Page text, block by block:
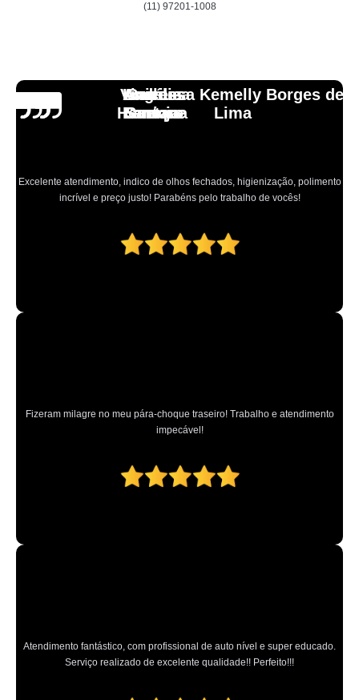
(11) 97201-1008
Angélica
Santana
Excelente atendimento, indico de olhos fechados, higienização, polimento
incrível e preço justo! Parabéns pelo trabalho de vocês!
Andressa Kemelly Borges de
Lima
Fizeram milagre no meu pára-choque traseiro! Trabalho e atendimento
impecável!
Carlos
Henrique
Atendimento fantástico, com profissional de auto nível e super educado.
Serviço realizado de excelente qualidade!! Perfeito!!!
Vinicius
Laranja
Lourdes
Santoro